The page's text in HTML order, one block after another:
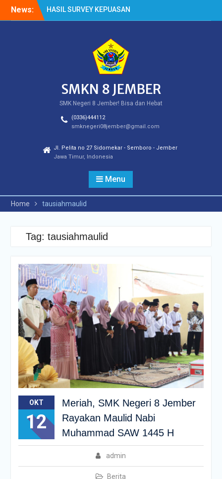
News:
HASIL SURVEY KEPUASAN
PELANGGAN
Cek Kesehatan Gratis
SMKN 8 JEMBER
SMK Negeri 8 Jember! Bisa dan Hebat
(0336)444112
smknegeri08jember@gmail.com
Jl. Pelita no 27 Sidomekar - Semboro - Jember
Jawa Timur, Indonesia
Menu
Home tausiahmaulid
Tag: tausiahmaulid
OKT
12
Meriah, SMK Negeri 8 Jember
Rayakan Maulid Nabi
Muhammad SAW 1445 H
admin
Berita